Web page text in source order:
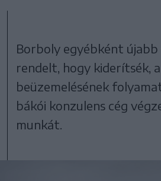
Borboly egyébként
rendelt, hogy kiderítsék,
beüzemelésének
bákói konzulens cég
munkát.